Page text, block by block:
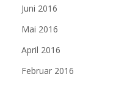
Juni 2016
Mai 2016
April 2016
Februar 2016